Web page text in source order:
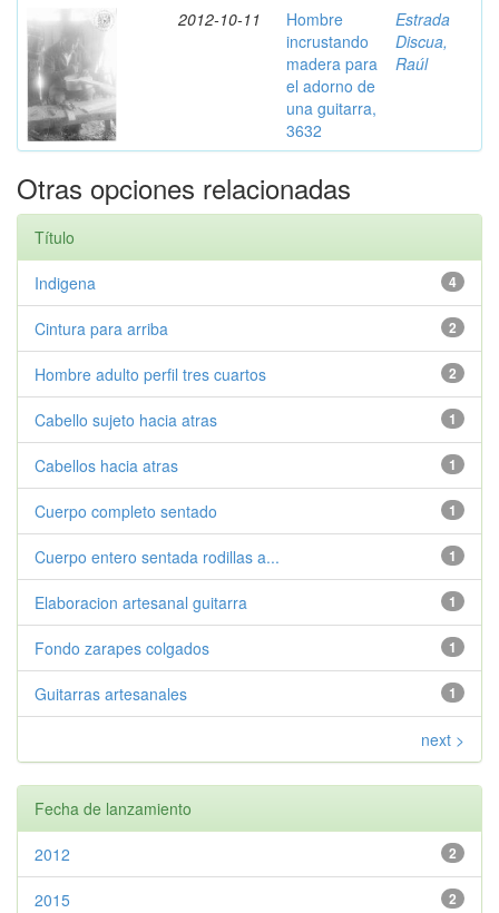
2012-10-11
Hombre
incrustando
madera para
el adorno de
una guitarra,
3632
Estrada
Discua,
Raúl
Otras opciones relacionadas
Título
4
Indigena
2
Cintura para arriba
2
Hombre adulto perfil tres cuartos
1
Cabello sujeto hacia atras
1
Cabellos hacia atras
1
Cuerpo completo sentado
1
Cuerpo entero sentada rodillas a...
1
Elaboracion artesanal guitarra
1
Fondo zarapes colgados
1
Guitarras artesanales
next >
Fecha de lanzamiento
2
2012
2
2015